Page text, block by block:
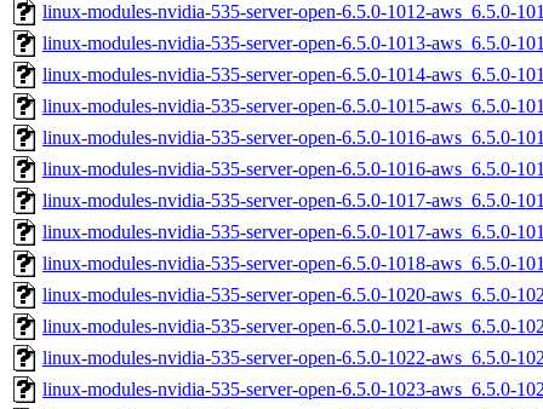
linux-modules-nvidia-535-server-open-6.5.0-1012-aws_6.5.0-
linux-modules-nvidia-535-server-open-6.5.0-1013-aws_6.5.0-
linux-modules-nvidia-535-server-open-6.5.0-1014-aws_6.5.0-
linux-modules-nvidia-535-server-open-6.5.0-1015-aws_6.5.0-
linux-modules-nvidia-535-server-open-6.5.0-1016-aws_6.5.0-
linux-modules-nvidia-535-server-open-6.5.0-1016-aws_6.5.0-
linux-modules-nvidia-535-server-open-6.5.0-1017-aws_6.5.0-
linux-modules-nvidia-535-server-open-6.5.0-1017-aws_6.5.0-
linux-modules-nvidia-535-server-open-6.5.0-1018-aws_6.5.0-
linux-modules-nvidia-535-server-open-6.5.0-1020-aws_6.5.0-
linux-modules-nvidia-535-server-open-6.5.0-1021-aws_6.5.0-
linux-modules-nvidia-535-server-open-6.5.0-1022-aws_6.5.0-
linux-modules-nvidia-535-server-open-6.5.0-1023-aws_6.5.0-